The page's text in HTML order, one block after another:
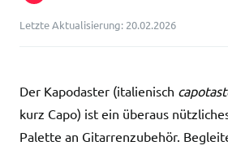
Letzte Aktualisierung: 20.02.2026
Der Kapodaster (italienisch
kurz Capo) ist ein überaus
Palette an Gitarrenzubehör.